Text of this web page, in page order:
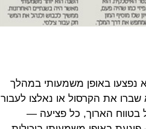
נפצעו באופן משמעותי במהלך
את הקרסול או נאלצו לעבור
בטווח הארוך, כל פציעה —